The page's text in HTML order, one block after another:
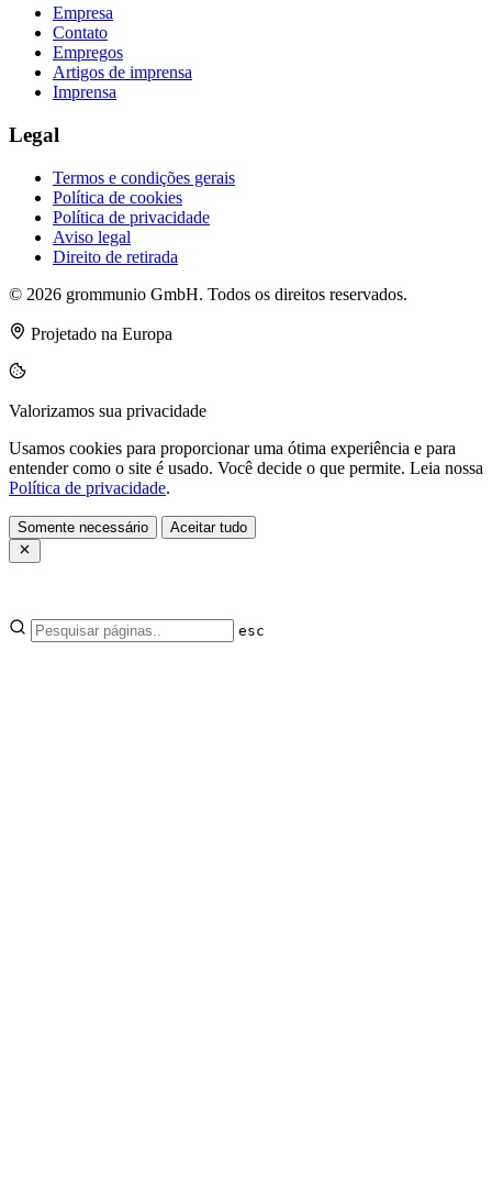
Empresa
Contato
Empregos
Artigos de imprensa
Imprensa
Legal
Termos e condições gerais
Política de cookies
Política de privacidade
Aviso legal
Direito de retirada
© 2026 grommunio GmbH. Todos os direitos reservados.
Projetado na Europa
Valorizamos sua privacidade
Usamos cookies para proporcionar uma ótima experiência e para
entender como o site é usado. Você decide o que permite. Leia nossa
Política de privacidade.
Somente necessário Aceitar tudo
esc